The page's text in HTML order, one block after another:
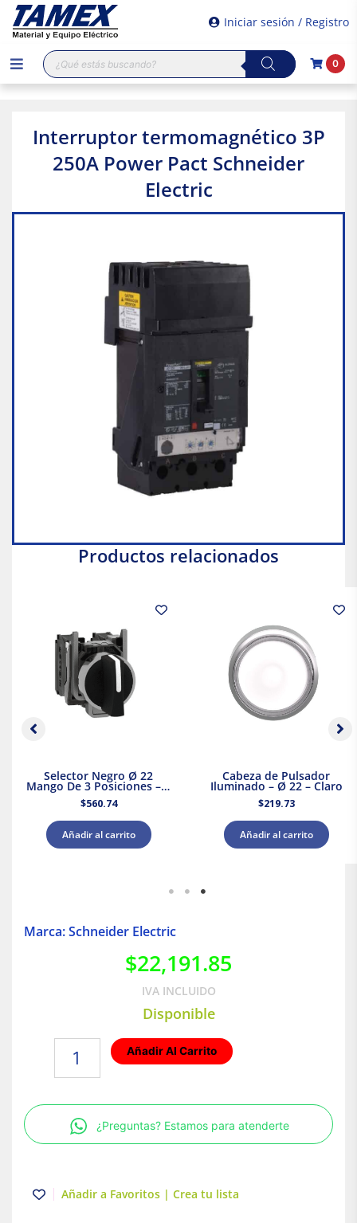
Iniciar sesión / Registro
Búsqueda
de
productos
0
Interruptor termomagnético 3P
250A Power Pact Schneider
Electric
Productos relacionados
Selector Negro Ø 22
Mango De 3 Posiciones – 2
Na
$560.74
Añadir al carrito
Cabeza de Pulsador
Iluminado – Ø 22 – Claro
$219.73
Añadir al carrito
Marca: Schneider Electric
$22,191.85
IVA INCLUIDO
Disponible
termomagnético
Power
Pact
Schneider
Añadir Al Carrito
¿Preguntas? Estamos para atenderte
Añadir a Favoritos | Crea tu lista